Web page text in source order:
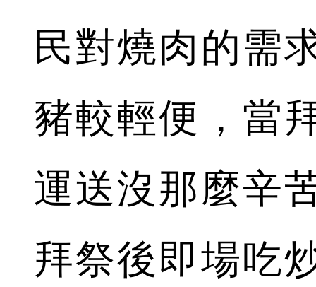
民對燒肉的需
豬較輕便，當
運送沒那麼辛
拜祭後即場吃